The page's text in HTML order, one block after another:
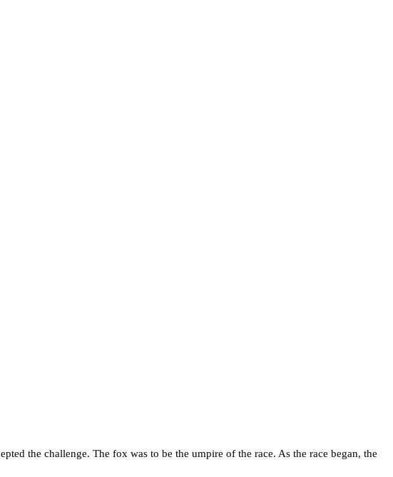
the challenge. The fox was to be the umpire of the race. As the race began, the